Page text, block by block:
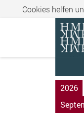
Cookies helfen
2026